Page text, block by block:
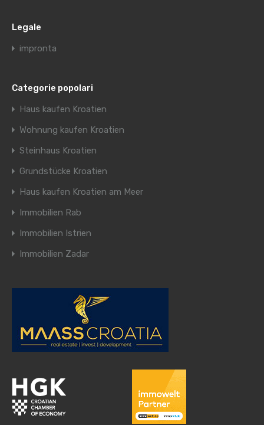
Legale
impronta
Categorie popolari
Haus kaufen Kroatien
Wohnung kaufen Kroatien
Steinhaus Kroatien
Grundstücke Kroatien
Haus kaufen Kroatien am Meer
Immobilien Rab
Immobilien Istrien
Immobilien Zadar